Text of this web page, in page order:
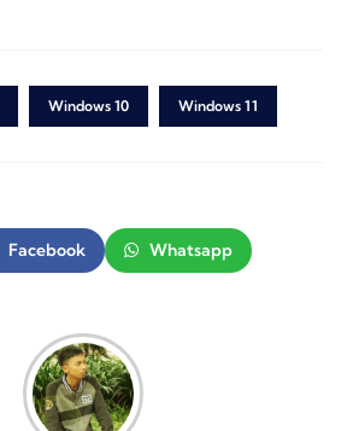
Windows 10 Windows 11
Facebook Whatsapp